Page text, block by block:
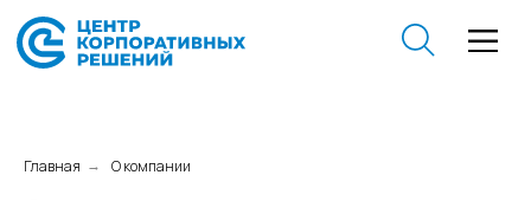
Главная → О компании
О компанииЦКР